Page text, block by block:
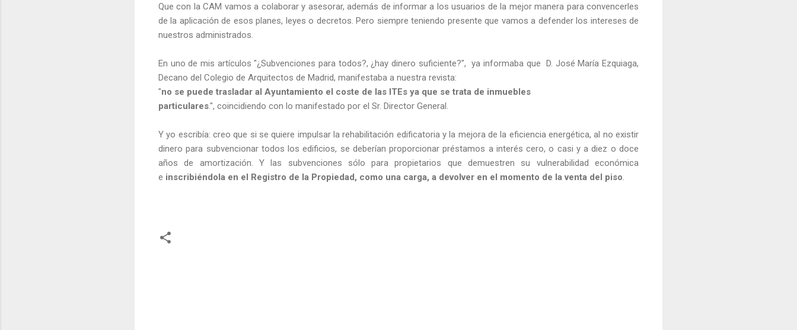
Que con la CAM vamos a colaborar y asesorar, además de informar a los usuarios de la mejor manera para convencerles
de la aplicación de esos planes, leyes o decretos. Pero siempre teniendo presente que vamos a defender los intereses de
nuestros administrados.
En uno de mis artículos "¿Subvenciones para todos?, ¿hay dinero suficiente?", ya informaba que D. José María Ezquiaga,
Decano del Colegio de Arquitectos de Madrid, manifestaba a nuestra revista:
"no se puede trasladar al Ayuntamiento el coste de las ITEs ya que se trata de inmuebles
particulares.", coincidiendo con lo manifestado por el Sr. Director General.
Y yo escribía: creo que si se quiere impulsar la rehabilitación edificatoria y la mejora de la eficiencia energética, al no existir
dinero para subvencionar todos los edificios, se deberían proporcionar préstamos a interés cero, o casi y a diez o doce
años de amortización. Y las subvenciones sólo para propietarios que demuestren su vulnerabilidad económica
e inscribiéndola en el Registro de la Propiedad, como una carga, a devolver en el momento de la venta del piso